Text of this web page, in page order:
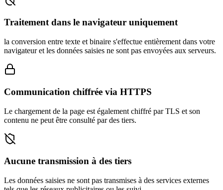
Traitement dans le navigateur uniquement
la conversion entre texte et binaire s'effectue entièrement dans votre
navigateur et les données saisies ne sont pas envoyées aux serveurs.
Communication chiffrée via HTTPS
Le chargement de la page est également chiffré par TLS et son
contenu ne peut être consulté par des tiers.
Aucune transmission à des tiers
Les données saisies ne sont pas transmises à des services externes